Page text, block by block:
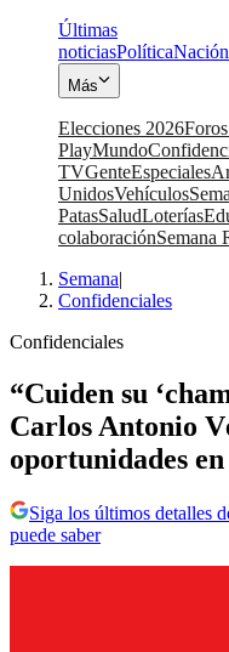
Últimas
noticiasPolíticaNación
Más
Elecciones 2026
PlayMundo
TVGenteEspeciales
UnidosVehículos
PatasSaludLoterías
colaboraciónSemana
Semana|
Confidenciales
Confidenciales
“Cuiden su
Carlos Antonio
oportunidades
Siga los últimos detalles
puede saber